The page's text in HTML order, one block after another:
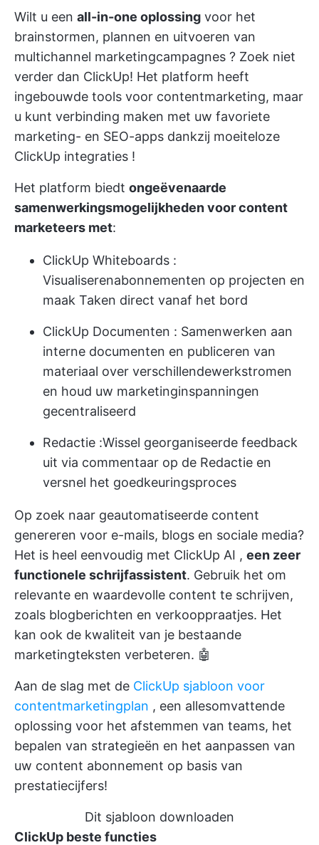
Wilt u een all-in-one oplossing voor het
brainstormen, plannen en uitvoeren van
multichannel marketingcampagnes ? Zoek niet
verder dan ClickUp! Het platform heeft
ingebouwde tools voor contentmarketing, maar
u kunt verbinding maken met uw favoriete
marketing- en SEO-apps dankzij moeiteloze
ClickUp integraties !
Het platform biedt ongeëvenaarde
samenwerkingsmogelijkheden voor content
marketeers met:
ClickUp Whiteboards :
Visualiserenabonnementen op projecten en
maak Taken direct vanaf het bord
ClickUp Documenten : Samenwerken aan
interne documenten en publiceren van
materiaal over verschillendewerkstromen
en houd uw marketinginspanningen
gecentraliseerd
Redactie :Wissel georganiseerde feedback
uit via commentaar op de Redactie en
versnel het goedkeuringsproces
Op zoek naar geautomatiseerde content
genereren voor e-mails, blogs en sociale media?
Het is heel eenvoudig met ClickUp AI , een zeer
functionele schrijfassistent. Gebruik het om
relevante en waardevolle content te schrijven,
zoals blogberichten en verkooppraatjes. Het
kan ook de kwaliteit van je bestaande
marketingteksten verbeteren. 🤖
Aan de slag met de ClickUp sjabloon voor
contentmarketingplan , een allesomvattende
oplossing voor het afstemmen van teams, het
bepalen van strategieën en het aanpassen van
uw content abonnement op basis van
prestatiecijfers!
Dit sjabloon downloaden
ClickUp beste functies